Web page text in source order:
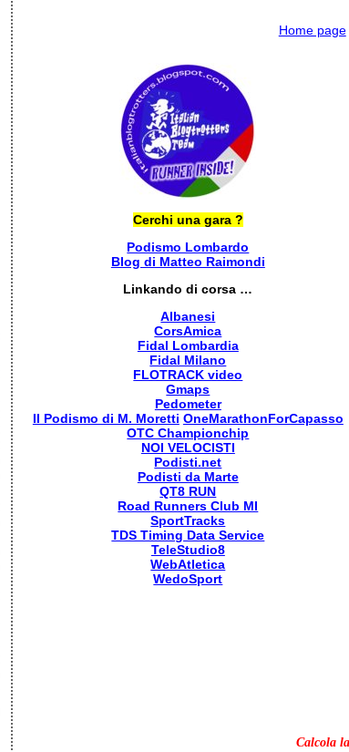
Home page
Cerchi una gara ?
Podismo Lombardo
Blog di Matteo Raimondi
Linkando di corsa …
Albanesi
CorsAmica
Fidal Lombardia
Fidal Milano
FLOTRACK video
Gmaps
Pedometer
Il Podismo di M. Moretti OneMarathonForCapasso
OTC Championchip
NOI VELOCISTI
Podisti.net
Podisti da Marte
QT8 RUN
Road Runners Club MI
SportTracks
TDS Timing Data Service
TeleStudio8
WebAtletica
WedoSport
Calcola